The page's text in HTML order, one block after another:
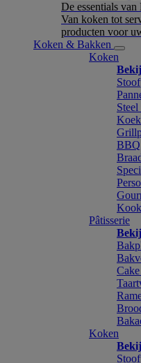
De essentials van
Van koken tot
producten voor
Koken & Bakken
Koken
BBQ
Pâtisserie
Koken